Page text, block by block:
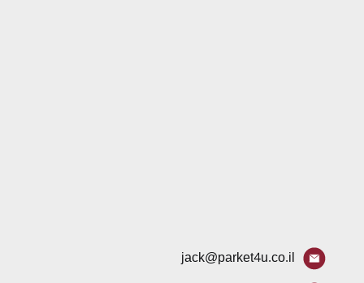
jack@parket4u.co.il